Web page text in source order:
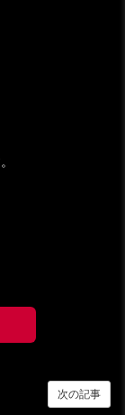
次の記事